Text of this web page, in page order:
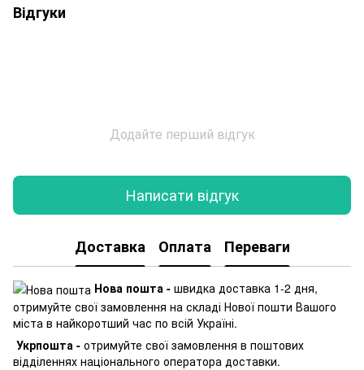
Відгуки
Додайте перший відгук
Написати відгук
Доставка Оплата Переваги
Нова пошта - швидка доставка 1-2 дня,
отримуйте свої замовлення на складі Нової пошти Вашого
міста в найкоротший час по всій Україні.
Укрпошта - отримуйте свої замовлення в поштових
відділеннях національного оператора доставки.